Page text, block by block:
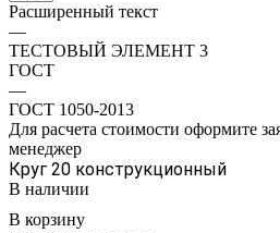
Расширенный текст
—
ТЕСТОВЫЙ ЭЛЕМЕНТ 3
ГОСТ
—
ГОСТ 1050-2013
Для расчета стоимости оформите
менеджер
Круг 20 конструкционный
В наличии
В корзину